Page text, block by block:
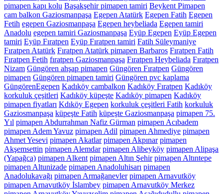
pimapen kapı kolu Başakşehir pimapen tamiri Beykent Pimapen
cam balkon Gaziosmanpaşa Egepen Atatürk Egepen Fatih Egepen
Fetih egepen Gaziosmanpaşa Egepen heybeliada Egepen tamiri
Anadolu egepen tamiri Gaziosmanpaşa Eyüp Egepen Eyüp Egepen
tamiri Eyüp Fıratpen Eyüp Fıratpen tamiri Fatih Süleymaniye
Fıratpen Atatürk Fıratpen Atatürk pimapen Barbaros Fıratpen Fatih
Fıratpen Fetih fıratpen Gaziosmanpaşa Fıratpen Heybeliada Fıratpen
Nizam Güngören ahşap pimapen Güngören Fıratpen Güngören
pimapen Güngören pimapen tamiri Güngören pvc kaplama
GüngörenEgepen Kadıköy cambalkon Kadıköy Fıratpen Kadıköy
korkuluk çeşitleri Kadıköy küpeşte Kadıköy pimapen Kadıköy
pimapen fiyatları Kdıköy Egepen korkuluk çeşitleri Fatih korkuluk
Gaziosmanpaşa küpeşte Fatih küpeşte Gaziosmanpaşa pimapen 75.
Yıl pimapen Abdurrahman Nafiz Gürman pimapen Acıbadem
pimapen Adem Yavuz pimapen Adil pimapen Ahmediye pimapen
Ahmet Yesevi pimapen Akatlar pimapen Akpınar pimapen
Akşemsettin pimapen Alemdar pimapen Alibeyköy pimapen Alipaşa
(Yapağca) pimapen Alkent pimapen Altın Şehir pimapen Altıntepe
pimapen Altunizade pimapen Anadoluhisarı pimapen
Anadolukavağı pimapen Armağanevler pimapen Arnavutköy
pimapen Arnavutköy İslambey pimapen Arnavutköy Merkez